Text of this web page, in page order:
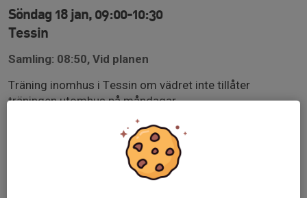
Söndag 18 jan, 09:00-10:30
Tessin
Samling: 08:50, Vid planen
Träning inomhus i Tessin om vädret inte tillåter
träningen utomhus på måndagar.
Benskydd, vattenflaska och fotbollsskor.
Viktigt att man är anmäld till träningen och svarar på